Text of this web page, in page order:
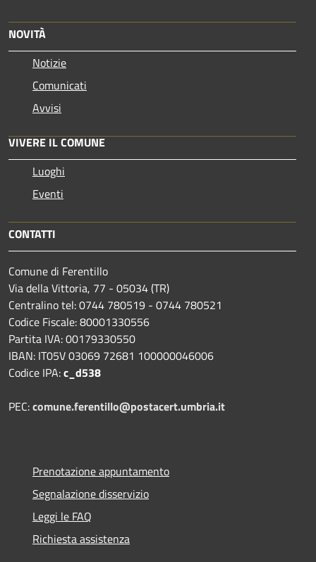
NOVITÀ
Notizie
Comunicati
Avvisi
VIVERE IL COMUNE
Luoghi
Eventi
CONTATTI
Comune di Ferentillo
Via della Vittoria, 77 - 05034 (TR)
Centralino tel: 0744 780519 - 0744 780521
Codice Fiscale: 80001330556
Partita IVA: 00179330550
IBAN: IT05V 03069 72681 100000046006
Codice IPA:c_d538
PEC:comune.ferentillo@postacert.umbria.it
Prenotazione appuntamento
Segnalazione disservizio
Leggi le FAQ
Richiesta assistenza